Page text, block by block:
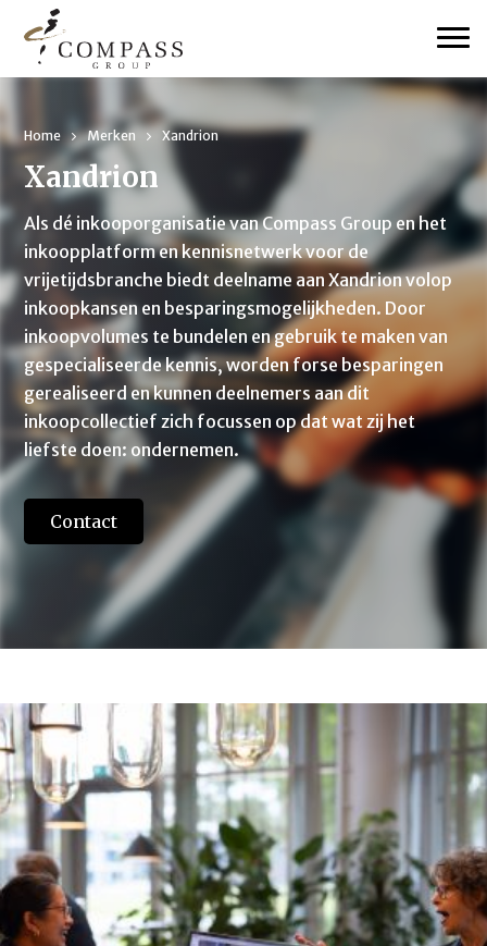
Home Merken Xandrion
Xandrion
Als dé inkooporganisatie van Compass Group en het
inkoopplatform en kennisnetwerk voor de
vrijetijdsbranche biedt deelname aan Xandrion volop
inkoopkansen en besparingsmogelijkheden. Door
inkoopvolumes te bundelen en gebruik te maken van
gespecialiseerde kennis, worden forse besparingen
gerealiseerd en kunnen deelnemers aan dit
inkoopcollectief zich focussen op dat wat zij het
liefste doen: ondernemen.
Contact